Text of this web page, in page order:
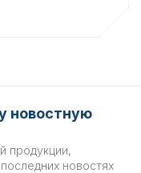
новостную
продукции,
новостях